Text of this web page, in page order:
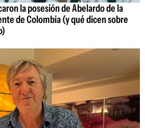
la posesión de Abelardo de la
de Colombia (y qué dicen sobre